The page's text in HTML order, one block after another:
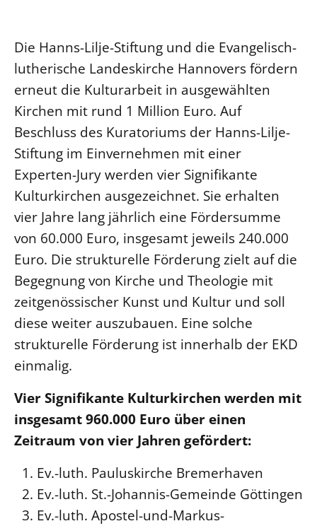
Die Hanns-Lilje-Stiftung und die Evangelisch-
lutherische Landeskirche Hannovers fördern
erneut die Kulturarbeit in ausgewählten
Kirchen mit rund 1 Million Euro. Auf
Beschluss des Kuratoriums der Hanns-Lilje-
Stiftung im Einvernehmen mit einer
Experten-Jury werden vier Signifikante
Kulturkirchen ausgezeichnet. Sie erhalten
vier Jahre lang jährlich eine Fördersumme
von 60.000 Euro, insgesamt jeweils 240.000
Euro. Die strukturelle Förderung zielt auf die
Begegnung von Kirche und Theologie mit
zeitgenössischer Kunst und Kultur und soll
diese weiter auszubauen. Eine solche
strukturelle Förderung ist innerhalb der EKD
einmalig.
Vier Signifikante Kulturkirchen werden mit
insgesamt 960.000 Euro über einen
Zeitraum von vier Jahren gefördert:
Ev.-luth. Pauluskirche Bremerhaven
Ev.-luth. St.-Johannis-Gemeinde Göttingen
Ev.-luth. Apostel-und-Markus-
Personalausschuss
LANDESKIRCHENAMT
Willkommen
Kollegium
Abteilungen des Landeskirchenamts
Rechnungsprüfungsamt
Fachstelle Sexualisierte Gewalt
Beschwerdestellen
Kirchenämter
Gleichstellung
Datenschutz
Geschäftsstelle Landessynode
LANDESSYNODE
27. Landessynode
Hintergrund
MITARBEIT
Ehrenamt
Beruf
Freie Stellen
Lutherische Kirche
Glaubensbekenntnis
Positionen
Ökumene
Religionen
KLIMASCHUTZ
Nachhaltigkeit
Erneuerbare Energien
Naturschutz
Gebäude
Datenschutz
Kontakt
Barrierefreiheit
Presse
Freie Stellen
Service für Gemeinden
Suche